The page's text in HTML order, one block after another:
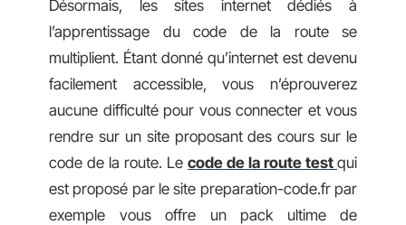
Désormais, les sites internet dédiés à
l’apprentissage du code de la route se
multiplient. Étant donné qu’internet est devenu
facilement accessible, vous n’éprouverez
aucune difficulté pour vous connecter et vous
rendre sur un site proposant des cours sur le
code de la route. Le code de la route test qui
est proposé par le site preparation-code.fr par
exemple vous offre un pack ultime de